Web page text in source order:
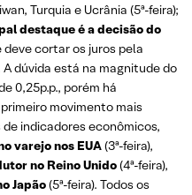
Turquia e Ucrânia (5ª-feira);
destaque é a decisão do
deve cortar os juros pela
dúvida está na magnitude do
0,25p.p., porém há
movimento mais
de indicadores econômicos,
varejo nos EUA(3ª-feira),
no Reino Unido(4ª-feira),
Japão(5ª-feira). Todos os